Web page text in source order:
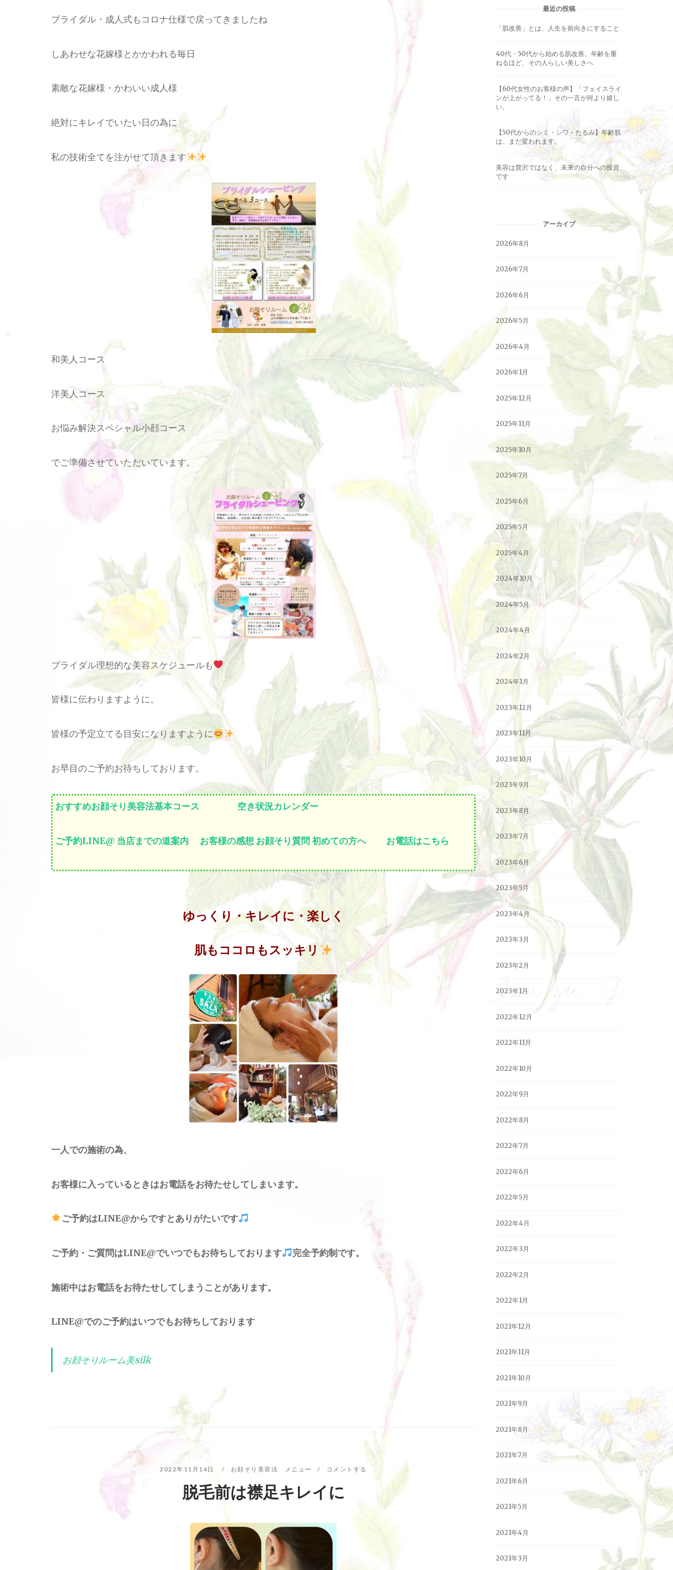
ブライダル・成人式もコロナ仕様で戻ってきましたね
しあわせな花嫁様とかかわれる毎日
素敵な花嫁様・かわいい成人様
絶対にキレイでいたい日の為に
私の技術全てを注がせて頂きます
和美人コース
洋美人コース
お悩み解決スペシャル小顔コース
でご準備させていただいています。
ブライダル理想的な美容スケジュールも
皆様に伝わりますように。
皆様の予定立てる目安になりますように
お早目のご予約お待ちしております。
おすすめお顔そり美容法基本コース 空き状況カレンダー
ご予約LINE@ 当店までの道案内 お客様の感想 お顔そり質問 初めての方へ お電話はこちら
ゆっくり・キレイに・楽しく
肌もココロもスッキリ
一人での施術の為、
お客様に入っているときはお電話をお待たせしてしまいます。
ご予約はLINE@からですとありがたいです
ご予約・ご質問はLINE@でいつでもお待ちしております 完全予約制です。
施術中はお電話をお待たせしてしまうことがあります。
LINE@でのご予約はいつでもお待ちしております
お顔そりルーム美silk
2022年11月14日 お顔そり美容法 メニュー コメントする
脱毛前は襟足キレイに
最近の投稿
「肌改善」とは、人生を前向きにすること
40代・50代から始める肌改善。年齢を重
ねるほど、その人らしい美しさへ
【60代女性のお客様の声】「フェイスライ
ンが上がってる！」その一言が何より嬉し
い。
【50代からのシミ・シワ・たるみ】年齢肌
は、まだ変われます。
美容は贅沢ではなく、未来の自分への投資
です
アーカイブ
2026年8月
2026年7月
2026年6月
2026年5月
2026年4月
2026年1月
2025年12月
2025年11月
2025年10月
2025年7月
2025年6月
2025年5月
2025年4月
2024年10月
2024年5月
2024年4月
2024年2月
2024年1月
2023年12月
2023年11月
2023年10月
2023年9月
2023年8月
2023年7月
2023年6月
2023年5月
2023年4月
2023年3月
2023年2月
2023年1月
2022年12月
2022年11月
2022年10月
2022年9月
2022年8月
2022年7月
2022年6月
2022年5月
2022年4月
2022年3月
2022年2月
2022年1月
2021年12月
2021年11月
2021年10月
2021年9月
2021年8月
2021年7月
2021年6月
2021年5月
2021年4月
2021年3月